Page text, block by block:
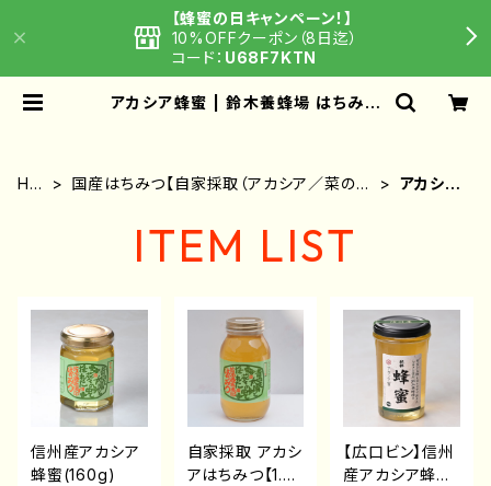
【蜂蜜の日キャンペーン！】
10%OFFクーポン（8日迄）
コード： U68F7KTN
アカシア蜂蜜 | 鈴木養蜂場 はちみつ
HO
国産はちみつ【自家採取（アカシア／菜の花
アカシア
ITEM LIST
信州産アカシア
蜂蜜(160g)
自家採取 アカシ
アはちみつ【1.2k
【広口ビン】信州
産アカシア蜂蜜